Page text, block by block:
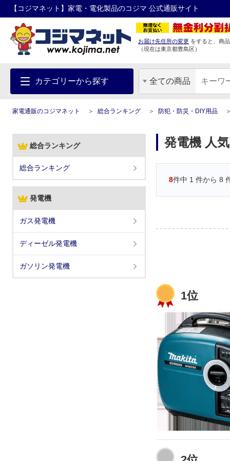
【コジマネット】家電・電化製品のコジマ 公式通販サイト
お届け先住所の変更 をすると、商
（現在は東京都豊島区）
カテゴリーから探す 全ての商品
家電通販のコジマネット 総合ランキング 防犯・防災・DIY用品
総合ランキング
総合ランキング
発電機
ガス発電機
ディーゼル発電機
ガソリン発電機
発電機 人
8件中 1 件から 8
1位